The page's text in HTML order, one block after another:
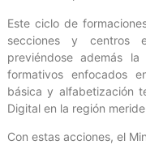
Este ciclo de
secciones y centros
previéndose además
formativos enfocados
básica y alfabetización
Digital en la región
Con estas acciones, el